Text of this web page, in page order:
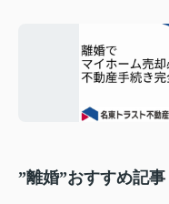
”離婚”おすすめ記事